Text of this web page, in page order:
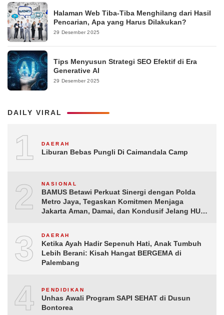
Halaman Web Tiba-Tiba Menghilang dari Hasil
Pencarian, Apa yang Harus Dilakukan?
29 Desember 2025
Tips Menyusun Strategi SEO Efektif di Era
Generative AI
29 Desember 2025
DAILY VIRAL
1 DAERAH
Liburan Bebas Pungli Di Caimandala Camp
2 NASIONAL
BAMUS Betawi Perkuat Sinergi dengan Polda
Metro Jaya, Tegaskan Komitmen Menjaga
Jakarta Aman, Damai, dan Kondusif Jelang HUT
3 DAERAH
Ketika Ayah Hadir Sepenuh Hati, Anak Tumbuh
Lebih Berani: Kisah Hangat BERGEMA di
Palembang
4 PENDIDIKAN
Unhas Awali Program SAPI SEHAT di Dusun
Bontorea